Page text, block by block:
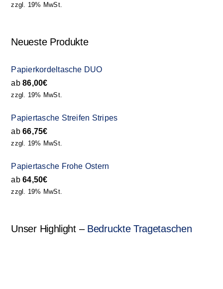
zzgl. 19% MwSt.
Neueste Produkte
Papierkordeltasche DUO
ab86,00€
zzgl. 19% MwSt.
Papiertasche Streifen Stripes
ab66,75€
zzgl. 19% MwSt.
Papiertasche Frohe Ostern
ab64,50€
zzgl. 19% MwSt.
Unser Highlight – Bedruckte Tragetaschen